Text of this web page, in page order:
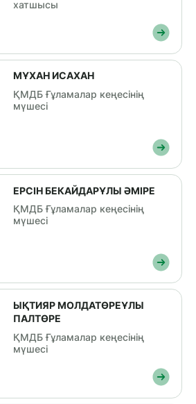
хатшысы
МҰХАН ИСАХАН
ҚМДБ Ғұламалар кеңесінің
мүшесі
ЕРСІН БЕКАЙДАРҰЛЫ ӘМІРЕ
ҚМДБ Ғұламалар кеңесінің
мүшесі
ЫҚТИЯР МОЛДАТӨРЕҰЛЫ
ПАЛТӨРЕ
ҚМДБ Ғұламалар кеңесінің
мүшесі